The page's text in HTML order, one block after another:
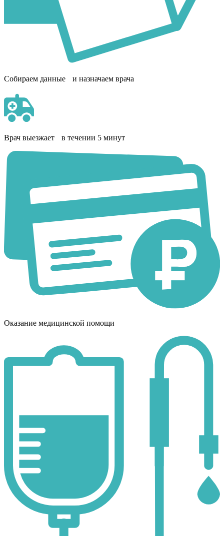
Собираем данные и назначаем врача
Врач выезжает в течении 5 минут
Оказание медицинской помощи